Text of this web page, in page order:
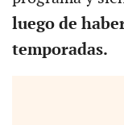
luego de
temporadas.